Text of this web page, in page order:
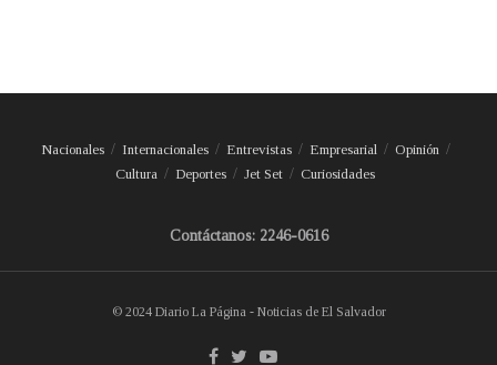
Nacionales Internacionales Entrevistas Empresarial
Opinión
Cultura
Deportes Jet Set Curiosidades
Contáctanos: 2246-0616
© 2024 Diario La Página - Noticias de El Salvador